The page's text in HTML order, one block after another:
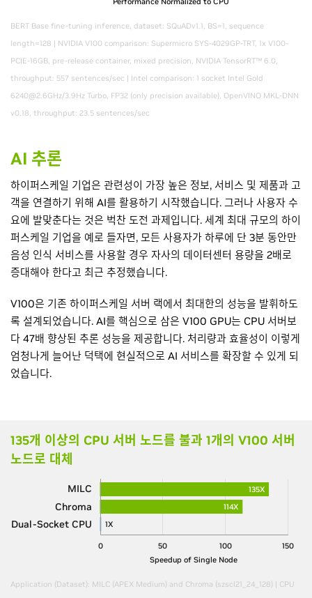
BERT Base fine-tuning inference, dataset: SQuADv1.1, BS=1, sequence
length=128 | NVIDIA V100 comparison: Supermicro SYS-4029GP-TRT, 1x V100-
PCIE-16GB, pre-release container, mixed precision, NVIDIA TensorRT™ 6.0,
throughput: 557 sentences/sec | Intel comparison: 1 socket Intel Gold
6240@2.6GHz/3.9Hz Turbo, FP32 (only precision available), OpenVINO MKL-DNN
v0.18, throughput: 23.5 sentences/sec
AI 추론
하이퍼스케일 기업은 관련성이 가장 높은 정보, 서비스 및 제품과 고
객을 연결하기 위해 AI를 활용하기 시작했습니다. 그러나 사용자 수
요에 발맞춘다는 것은 벅찬 도전 과제입니다. 세계 최대 규모의 하이
퍼스케일 기업을 예로 들자면, 모든 사용자가 하루에 단 3분 동안만
음성 인식 서비스를 사용할 경우 자사의 데이터센터 용량을 2배로
증대해야 한다고 최근 추정했습니다.
V100은 기존 하이퍼스케일 서버 랙에서 최대한의 성능을 발휘하도
록 설계되었습니다. AI를 핵심으로 삼은 V100 GPU는 CPU 서버보
다 47배 향상된 추론 성능을 제공합니다. 처리량과 효율성이 이렇게
엄청나게 늘어난 덕택에 현실적으로 AI 서비스를 확장할 수 있게 되
었습니다.
135개 이상의 CPU 서버 노드를 불과 1개의 V100 서버
노드로 대체
0 50 100 150
135X
114X
1X
Speedup of Single Node
MILC
Chroma
Dual-Socket CPU
Application (Dataset): MILC (APEX Medium) and Chroma (szscl21_24_128) | CPU